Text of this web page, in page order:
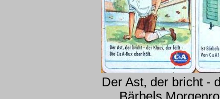
Der Ast, der bricht -
Bärbels